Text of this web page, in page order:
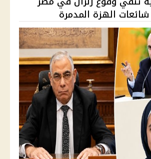
الهزة المدمرة